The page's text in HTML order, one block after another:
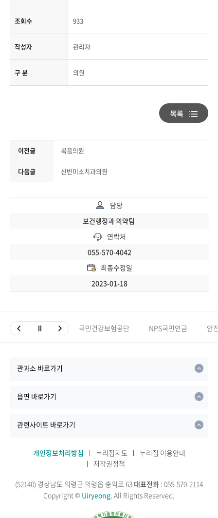
조회수 933
작성자 관리자
구 분 의원
이전글 복음의원
다음글 신반미소치과의원
담당
보건행정과 의약팀
연락처
055-570-4042
최종수정일
2023-01-18
국민건강보험공단 NPS국민연금 안
관과소 바로가기
읍면 바로가기
관련사이트 바로가기
개인정보처리방침 누리집지도
누리집 이용안내
저작권정책
(52140) 경상남도 의령군 의령읍 충익로 63 대표전화 : 055-570-2114
Copyright © Uiryeong. All Rights Reserved.